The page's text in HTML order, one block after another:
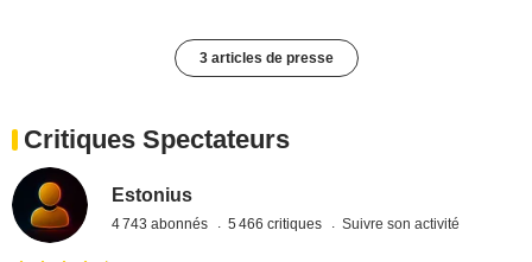
3 articles de presse
Critiques Spectateurs
Estonius
4 743 abonnés 5 466 critiques Suivre son activité